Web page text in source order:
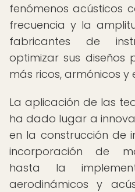
fenómenos acústicos
frecuencia y la
fabricantes de
optimizar sus diseños
más ricos, armónicos y
La aplicación de las
ha dado lugar a
en la construcción de
incorporación de
hasta la
aerodinámicos y